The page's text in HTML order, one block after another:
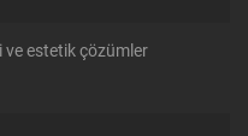
estetik çözümler